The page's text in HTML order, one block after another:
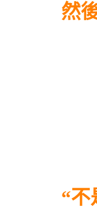
然
“不